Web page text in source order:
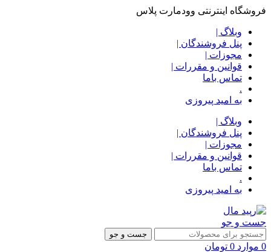
فروشگاه اینترنتی وودمارت پلاس
وبلاگ |
پنل فروشندگان |
مجوزات |
قوانین و مقررات |
تماس باما
.
به امید پیروزی
وبلاگ |
پنل فروشندگان |
مجوزات |
قوانین و مقررات |
تماس باما
.
به امید پیروزی
جست و جو
جست و جو
0 موارد 0 تومان